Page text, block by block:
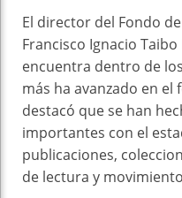
El director del Fondo
Francisco Ignacio
encuentra dentro de
más ha avanzado en
destacó que se han
importantes con el
publicaciones,
de lectura y